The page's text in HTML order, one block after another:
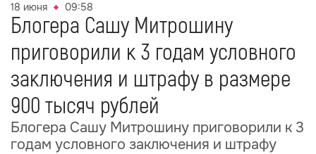
18 июня 09:58
Блогера Сашу Митрошину
приговорили к 3 годам условного
заключения и штрафу в размере
900 тысяч рублей
Блогера Сашу Митрошину приговорили к 3
годам условного заключения и штрафу